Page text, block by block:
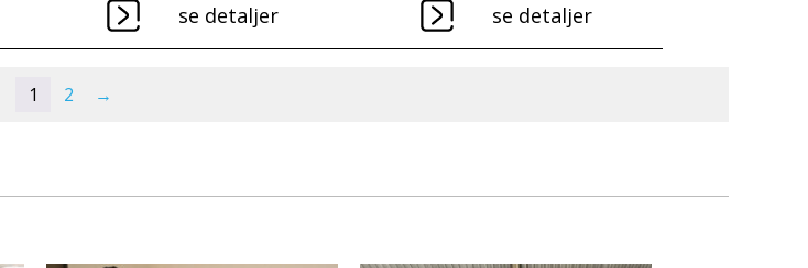
se detaljer se detaljer
1 2 →